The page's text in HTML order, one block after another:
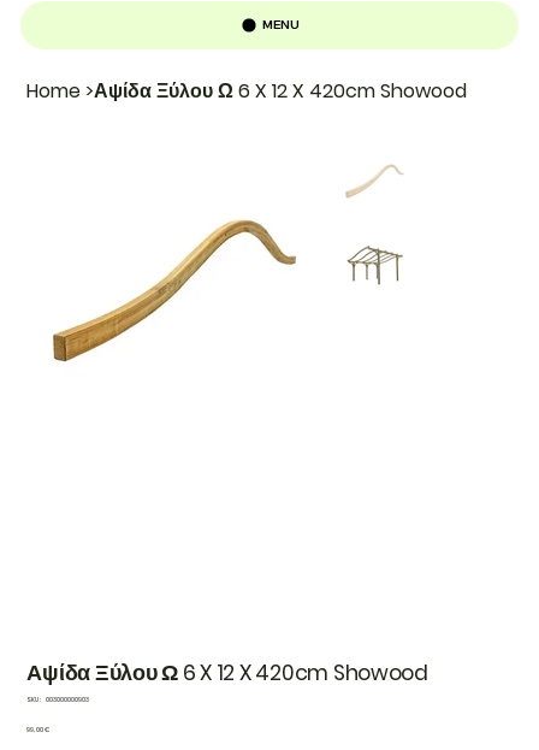
Home >Αψίδα Ξύλου Ω 6 X 12 X 420cm Showood
Αψίδα Ξύλου Ω 6 X 12 X 420cm Showood
SKU: SKU
003000000903
Τιμή
99,00 €
MENU